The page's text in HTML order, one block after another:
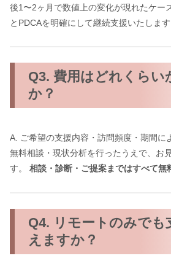
後1〜2ヶ月で数値上の変化が現れたケー
とPDCAを明確にして継続支援いたします
Q3. 費用はどれくらい
か？
A. ご希望の支援内容・訪問頻度・期間に
無料相談・現状分析を行ったうえで、お
す。 相談・診断・ご提案まではすべて無
Q4. リモートのみでも
えますか？